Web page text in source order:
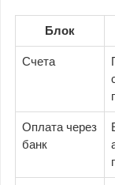
Блок
Счета
Оплата через
банк